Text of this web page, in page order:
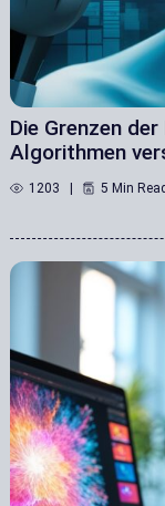
Die Grenzen
Algorithmen
1203 5 Min Read